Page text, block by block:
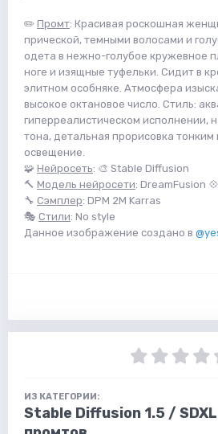
✏️ Промт: Красивая роскошная
прической, темными волосами и
одета в нежно-голубое кружевное
ноге и изящные туфельки. Сидит в
элитном особняке. Атмосфера
высокое октановое число. Стиль:
гиперреалистическом исполнении,
тона, детальная прорисовка
освещение.
🧩 Нейросеть: 🎨 Stable Diffusion
🔨 Модель нейросети: DreamFusion 💠
🔧 Сэмплер: DPM 2M Karras
🎭 Стили: No style
Данное изображение создано в
ИЗ КАТЕГОРИИ:
Stable Diffusion 1.5 /